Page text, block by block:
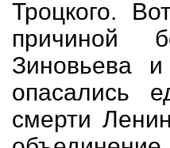
Троцкого.
причиной
Зиновьева
опасались
смерти